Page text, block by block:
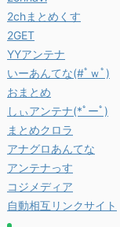
2chまとめくす
2GET
YYアンテナ
いーあんてな(#ﾟｗﾟ)
おまとめ
しぃアンテナ(*ﾟーﾟ)
まとめクロラ
アナグロあんてな
アンテナっす
コジメディア
自動相互リンクサイト